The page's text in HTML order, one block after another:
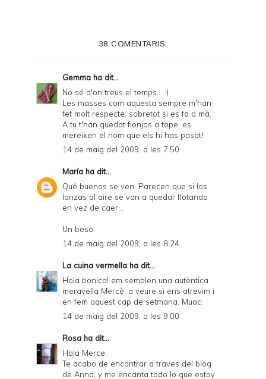
38 COMENTARIS:
Gemma ha dit...
No sé d'on treus el temps... :)
Les masses com aquesta sempre m'han
fet molt respecte, sobretot si es fa a mà.
A tu t'han quedat flonjos a tope, es
mereixen el nom que els hi has posat!
14 de maig del 2009, a les 7:50
María ha dit...
Qué buenos se ven. Parecen que si los
lanzas al aire se van a quedar flotando
en vez de caer...
Un beso.
14 de maig del 2009, a les 8:24
La cuina vermella ha dit...
Hola bonica! em semblen una autèntica
meravella Mercè, a veure si ens atrevim i
en fem aquest cap de setmana. Muac.
14 de maig del 2009, a les 9:00
Rosa ha dit...
Hola Merce.
Te acabo de encontrar a traves del blog
de Anna, y me encanta todo lo que estoy